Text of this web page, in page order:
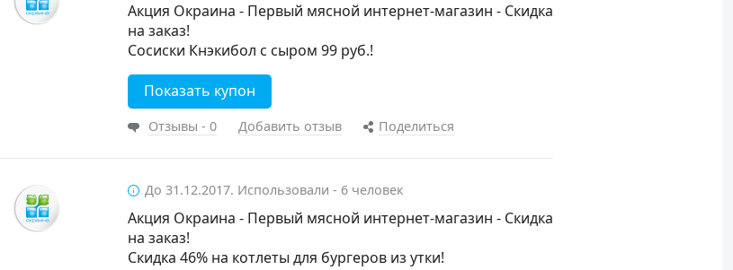
Акция Окраина - Первый мясной интернет-магазин - Скидка
на заказ!
Сосиски Кнэкибол с сыром 99 руб.!
Показать купон
Отзывы - 0 Добавить отзыв Поделиться
До 31.12.2017. Использовали - 6 человек
Акция Окраина - Первый мясной интернет-магазин - Скидка
на заказ!
Скидка 46% на котлеты для бургеров из утки!